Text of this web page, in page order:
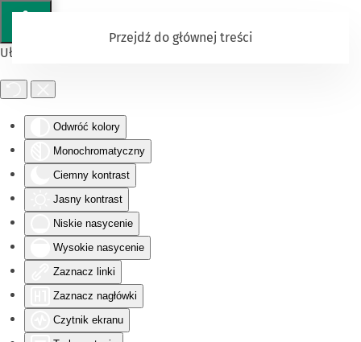
Ułatwienia dostępu
Odwróć kolory
Monochromatyczny
Ciemny kontrast
Jasny kontrast
Niskie nasycenie
Wysokie nasycenie
Zaznacz linki
Zaznacz nagłówki
Czytnik ekranu
Przejdź do głównej treści